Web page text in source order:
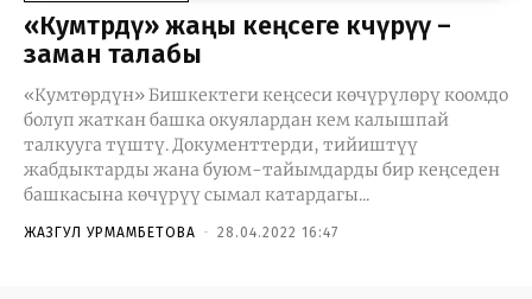
«Кумтөрдү» жаңы кеңсеге көчүрүү –
заман талабы
«Кумтөрдүн» Бишкектеги кеңсеси көчүрүлөрү коомдо
болуп жаткан башка окуялардан кем калышпай
талкууга түштү. Документтерди, тийиштүү
жабдыктарды жана буюм-тайымдарды бир кеңседен
башкасына көчүрүү сымал катардагы...
ЖАЗГУЛ УРМАМБЕТОВА - 28.04.2022 16:47